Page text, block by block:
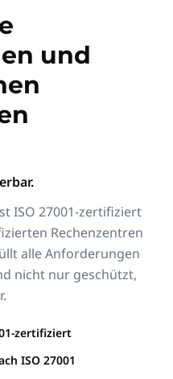
und
ISO 27001-zertifiziert
Rechenzentren
alle Anforderungen
nicht nur geschützt,
zertifiziert
ISO 27001